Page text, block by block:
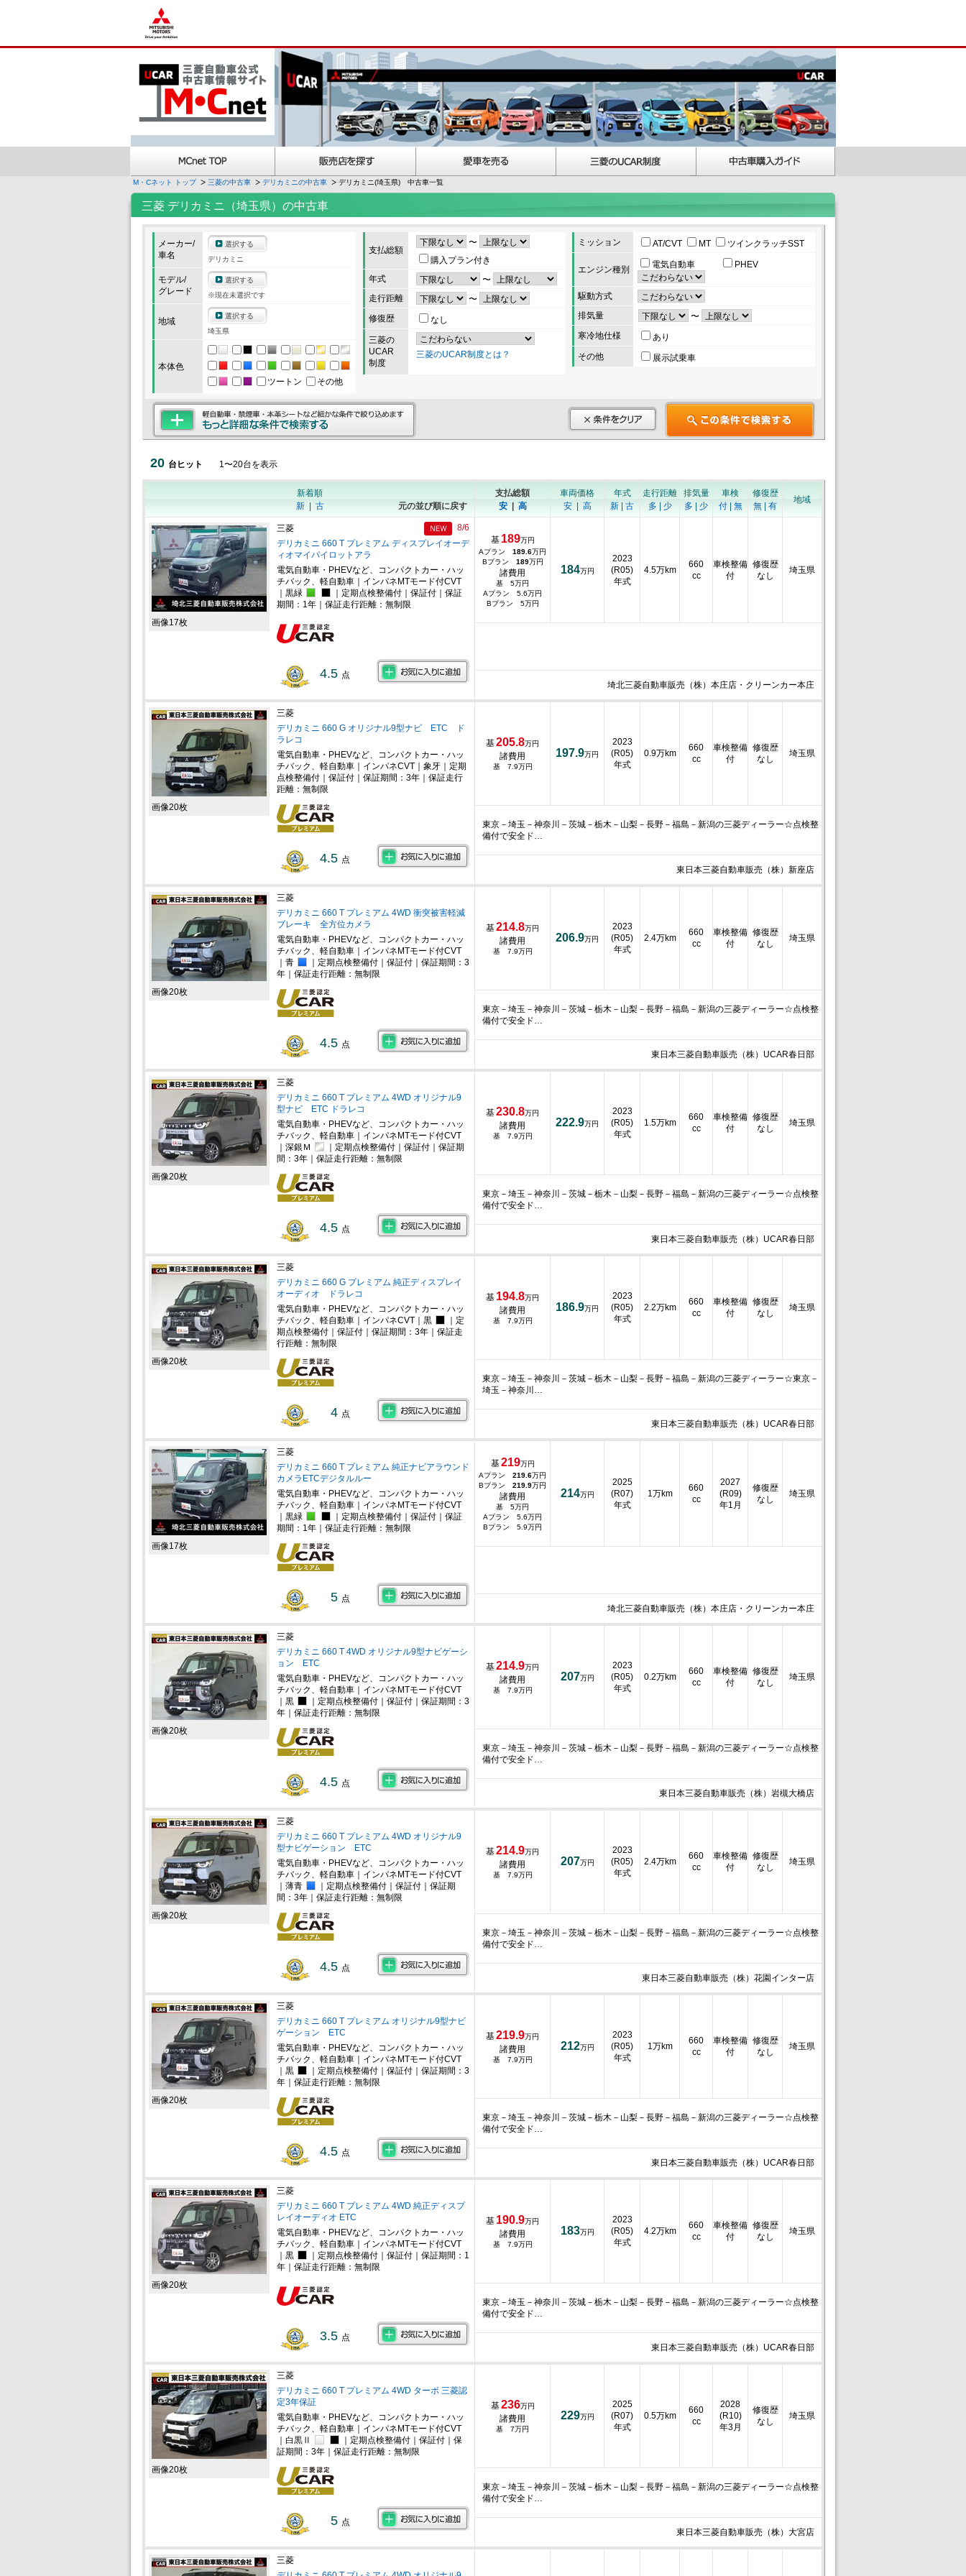
M・Cネット トップ 三菱の中古車 デリカミニの中古車 デリカミニ(埼玉県) 中古車一覧
三菱 デリカミニ（埼玉県）の中古車
メーカー/
車名
選択する
デリカミニ
モデル/
グレード
選択する
※現在未選択です
地域
選択する
埼玉県
本体色
ツートン
その他
支払総額
〜
購入プラン付き
年式
〜
走行距離
〜
修復歴
なし
三菱の
UCAR
制度
三菱のUCAR制度とは？
ミッション AT/CVT MT ツインクラッチSST
エンジン種別 電気自動車 PHEV
駆動方式
排気量
〜
寒冷地仕様
あり
その他
展示試乗車
20 台ヒット 1〜20台を表示
新着順
新| 古 元の並び順に戻す
支払総額
安| 高
車両価格
安| 高
年式
新
古
走行距離
多
少
排気量
多
少
車検
付| 無
修復歴
無
有
地域
画像17枚
三菱
デリカミニ 660 T プレミアム ディスプレイオーデ
ィオマイパイロットアラ
8/6
電気自動車・PHEVなど、コンパクトカー・ハッ
チバック、軽自動車｜インパネMTモード付CVT
｜黒緑
｜定期点検整備付｜保証付｜保証
期間：1年｜保証走行距離：無制限
4.5 点
基 189万円
Aプラン 189.6万円
Bプラン 189万円
諸費用
基 5万円
Aプラン 5.6万円
Bプラン 5万円
184万円
2023
(R05)
年式
4.5万km
660
cc
車検整備
付
修復歴
なし
埼玉県
埼北三菱自動車販売（株）本庄店・クリーンカー本庄
画像20枚
三菱
デリカミニ 660 G オリジナル9型ナビ ETC ド
ラレコ
電気自動車・PHEVなど、コンパクトカー・ハッ
チバック、軽自動車｜インパネCVT｜象牙｜定期
点検整備付｜保証付｜保証期間：3年｜保証走行
距離：無制限
4.5 点
基205.8万円
諸費用
基 7.9万円
197.9万円
2023
(R05)
年式
0.9万km
660
cc
車検整備
付
修復歴
なし
埼玉県
東京－埼玉－神奈川－茨城－栃木－山梨－長野－福島－新潟の三菱ディーラー☆点検整
備付で安全ド…
東日本三菱自動車販売（株）新座店
画像20枚
三菱
デリカミニ 660 T プレミアム 4WD 衝突被害軽減
ブレーキ 全方位カメラ
電気自動車・PHEVなど、コンパクトカー・ハッ
チバック、軽自動車｜インパネMTモード付CVT
｜青
｜定期点検整備付｜保証付｜保証期間：3
年｜保証走行距離：無制限
4.5 点
基214.8万円
諸費用
基 7.9万円
206.9万円
2023
(R05)
年式
2.4万km
660
cc
車検整備
付
修復歴
なし
埼玉県
東京－埼玉－神奈川－茨城－栃木－山梨－長野－福島－新潟の三菱ディーラー☆点検整
備付で安全ド…
東日本三菱自動車販売（株）UCAR春日部
画像20枚
三菱
デリカミニ 660 T プレミアム 4WD オリジナル9
型ナビ ETC ドラレコ
電気自動車・PHEVなど、コンパクトカー・ハッ
チバック、軽自動車｜インパネMTモード付CVT
｜深銀Ｍ
｜定期点検整備付｜保証付｜保証期
間：3年｜保証走行距離：無制限
4.5 点
基230.8万円
諸費用
基 7.9万円
222.9万円
2023
(R05)
年式
1.5万km
660
cc
車検整備
付
修復歴
なし
埼玉県
東京－埼玉－神奈川－茨城－栃木－山梨－長野－福島－新潟の三菱ディーラー☆点検整
備付で安全ド…
東日本三菱自動車販売（株）UCAR春日部
画像20枚
三菱
デリカミニ 660 G プレミアム 純正ディスプレイ
オーディオ ドラレコ
電気自動車・PHEVなど、コンパクトカー・ハッ
チバック、軽自動車｜インパネCVT｜黒
｜定
期点検整備付｜保証付｜保証期間：3年｜保証走
行距離：無制限
4 点
基 194.8万円
諸費用
基 7.9万円
186.9万円
2023
(R05)
年式
2.2万km
660
cc
車検整備
付
修復歴
なし
埼玉県
東京－埼玉－神奈川－茨城－栃木－山梨－長野－福島－新潟の三菱ディーラー☆東京－
埼玉－神奈川…
東日本三菱自動車販売（株）UCAR春日部
画像17枚
三菱
デリカミニ 660 T プレミアム 純正ナビアラウンド
カメラETCデジタルルー
電気自動車・PHEVなど、コンパクトカー・ハッ
チバック、軽自動車｜インパネMTモード付CVT
｜黒緑
｜定期点検整備付｜保証付｜保証
期間：1年｜保証走行距離：無制限
5 点
基219万円
Aプラン 219.6万円
Bプラン 219.9万円
諸費用
基 5万円
Aプラン 5.6万円
Bプラン 5.9万円
214万円
2025
(R07)
年式
1万km
660
cc
2027
(R09)
年1月
修復歴
なし
埼玉県
埼北三菱自動車販売（株）本庄店・クリーンカー本庄
画像20枚
三菱
デリカミニ 660 T 4WD オリジナル9型ナビゲーシ
ョン ETC
電気自動車・PHEVなど、コンパクトカー・ハッ
チバック、軽自動車｜インパネMTモード付CVT
｜黒
｜定期点検整備付｜保証付｜保証期間：3
年｜保証走行距離：無制限
4.5 点
基214.9万円
諸費用
基 7.9万円
207万円
2023
(R05)
年式
0.2万km
660
cc
車検整備
付
修復歴
なし
埼玉県
東京－埼玉－神奈川－茨城－栃木－山梨－長野－福島－新潟の三菱ディーラー☆点検整
備付で安全ド…
東日本三菱自動車販売（株）岩槻大橋店
画像20枚
三菱
デリカミニ 660 T プレミアム 4WD オリジナル9
型ナビゲーション ETC
電気自動車・PHEVなど、コンパクトカー・ハッ
チバック、軽自動車｜インパネMTモード付CVT
｜薄青
｜定期点検整備付｜保証付｜保証期
間：3年｜保証走行距離：無制限
4.5 点
基214.9万円
諸費用
基 7.9万円
207万円
2023
(R05)
年式
2.4万km
660
cc
車検整備
付
修復歴
なし
埼玉県
東京－埼玉－神奈川－茨城－栃木－山梨－長野－福島－新潟の三菱ディーラー☆点検整
備付で安全ド…
東日本三菱自動車販売（株）花園インター店
画像20枚
三菱
デリカミニ 660 T プレミアム オリジナル9型ナビ
ゲーション ETC
電気自動車・PHEVなど、コンパクトカー・ハッ
チバック、軽自動車｜インパネMTモード付CVT
｜黒
｜定期点検整備付｜保証付｜保証期間：3
年｜保証走行距離：無制限
4.5 点
基219.9万円
諸費用
基 7.9万円
212万円
2023
(R05)
年式
1万km
660
cc
車検整備
付
修復歴
なし
埼玉県
東京－埼玉－神奈川－茨城－栃木－山梨－長野－福島－新潟の三菱ディーラー☆点検整
備付で安全ド…
東日本三菱自動車販売（株）UCAR春日部
画像20枚
三菱
デリカミニ 660 T プレミアム 4WD 純正ディスプ
レイオーディオ ETC
電気自動車・PHEVなど、コンパクトカー・ハッ
チバック、軽自動車｜インパネMTモード付CVT
｜黒
｜定期点検整備付｜保証付｜保証期間：1
年｜保証走行距離：無制限
3.5 点
基 190.9万円
諸費用
基 7.9万円
183万円
2023
(R05)
年式
4.2万km
660
cc
車検整備
付
修復歴
なし
埼玉県
東京－埼玉－神奈川－茨城－栃木－山梨－長野－福島－新潟の三菱ディーラー☆点検整
備付で安全ド…
東日本三菱自動車販売（株）UCAR春日部
画像20枚
三菱
デリカミニ 660 T プレミアム 4WD ターボ 三菱認
定3年保証
電気自動車・PHEVなど、コンパクトカー・ハッ
チバック、軽自動車｜インパネMTモード付CVT
｜白黒Ⅱ
｜定期点検整備付｜保証付｜保
証期間：3年｜保証走行距離：無制限
5 点
基236万円
諸費用
基 7万円
229万円
2025
(R07)
年式
0.5万km
660
cc
2028
(R10)
年3月
修復歴
なし
埼玉県
東京－埼玉－神奈川－茨城－栃木－山梨－長野－福島－新潟の三菱ディーラー☆点検整
備付で安全ド…
東日本三菱自動車販売（株）大宮店
三菱